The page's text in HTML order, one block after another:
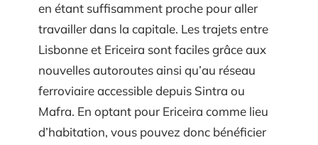
en étant suffisamment proche pour aller
travailler dans la capitale. Les trajets entre
Lisbonne et Ericeira sont faciles grâce aux
nouvelles autoroutes ainsi qu’au réseau
ferroviaire accessible depuis Sintra ou
Mafra. En optant pour Ericeira comme lieu
d’habitation, vous pouvez donc bénéficier